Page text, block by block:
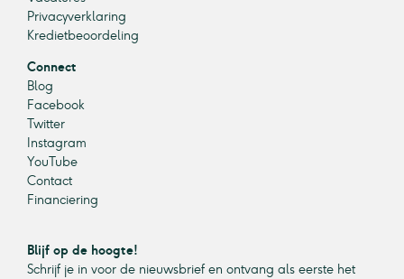
Privacyverklaring
Kredietbeoordeling
Connect
Blog
Facebook
Twitter
Instagram
YouTube
Contact
Financiering
Blijf op de hoogte!
Schrijf je in voor de nieuwsbrief en ontvang als eerste het